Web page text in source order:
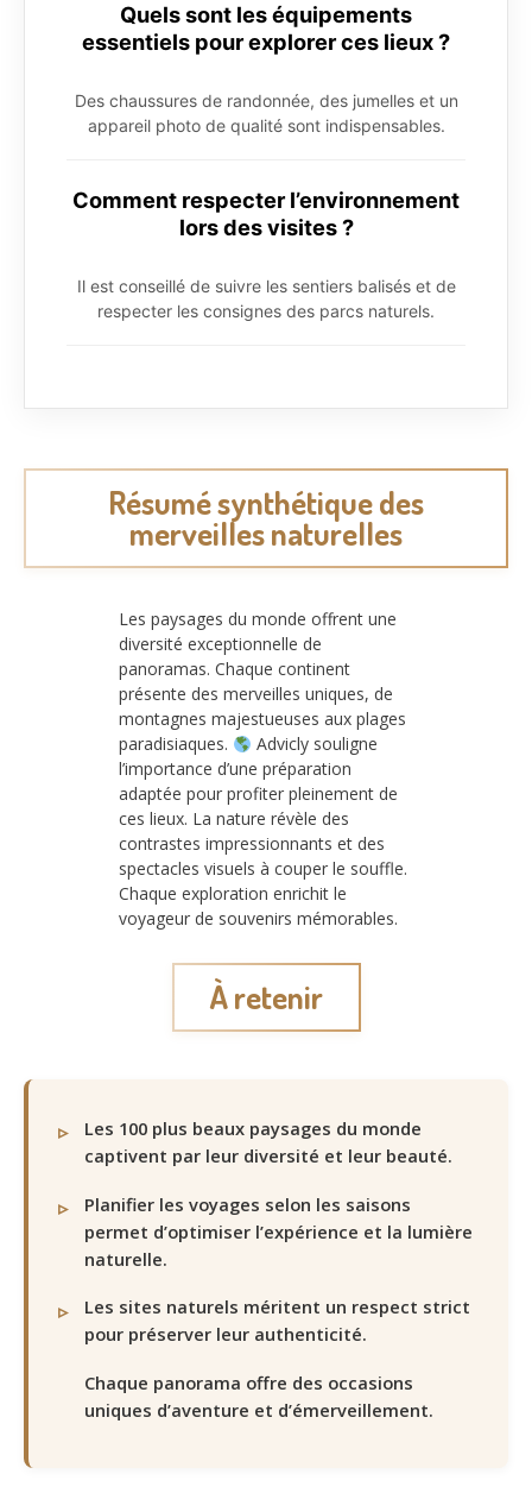
Quels sont les équipements
essentiels pour explorer ces lieux ?
Des chaussures de randonnée, des jumelles et un
appareil photo de qualité sont indispensables.
Comment respecter l’environnement
lors des visites ?
Il est conseillé de suivre les sentiers balisés et de
respecter les consignes des parcs naturels.
Résumé synthétique des
merveilles naturelles
Les paysages du monde offrent une
diversité exceptionnelle de
panoramas. Chaque continent
présente des merveilles uniques, de
montagnes majestueuses aux plages
paradisiaques.
Advicly souligne
l’importance d’une préparation
adaptée pour profiter pleinement de
ces lieux. La nature révèle des
contrastes impressionnants et des
spectacles visuels à couper le souffle.
Chaque exploration enrichit le
voyageur de souvenirs mémorables.
À retenir
Les 100 plus beaux paysages du monde
captivent par leur diversité et leur beauté.
Planifier les voyages selon les saisons
permet d’optimiser l’expérience et la lumière
naturelle.
Les sites naturels méritent un respect strict
pour préserver leur authenticité.
Chaque panorama offre des occasions
uniques d’aventure et d’émerveillement.